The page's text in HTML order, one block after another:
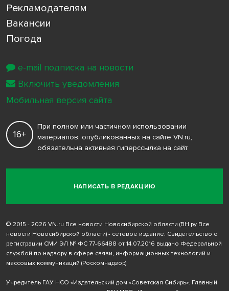
Рекламодателям
Вакансии
Погода
НАПИСАТЬ В РЕДАКЦИЮ
16+
При полном или частичном использовании
материалов, опубликованных на сайте VN.ru,
обязательна активная гиперссылка на сайт
© 2015 - 2026 VN.ru Все новости Новосибирской области (ВН.ру Все
новости Новосибирской области) - сетевое издание. Свидетельство о
регистрации СМИ ЭЛ № ФС 77-66488 от 14.07.2016 выдано Федеральной
службой по надзору в сфере связи, информационных технологий и
массовых коммуникаций (Роскомнадзор)
Учредитель ГАУ НСО «Издательский дом «Советская Сибирь». Главный
e-mail подписка на новости
Включить уведомления
Мобильная версия сайта